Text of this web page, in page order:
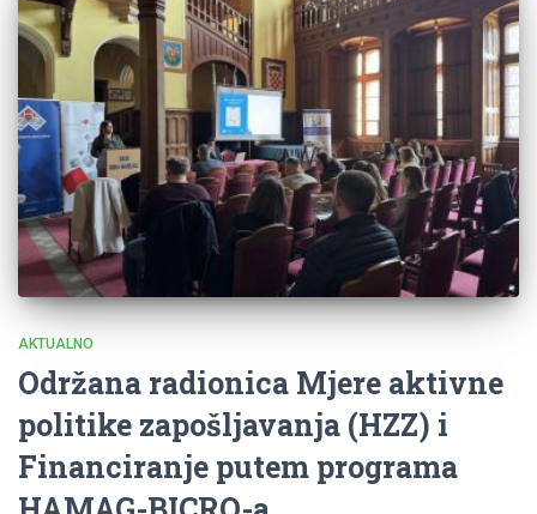
AKTUALNO
Održana radionica Mjere aktivne
politike zapošljavanja (HZZ) i
Financiranje putem programa